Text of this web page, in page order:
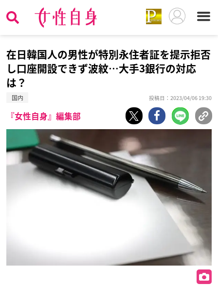
在日韓国人の男性が特別永住者証を提示拒否
し口座開設できず波紋…大手3銀行の対応
は？
国内 投稿日：2023/04/06 19:30
『女性自身』編集部